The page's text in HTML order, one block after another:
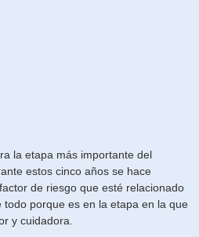
la etapa más importante del
estos cinco años se hace
de riesgo que esté relacionado
porque es en la etapa en la que
y cuidadora.